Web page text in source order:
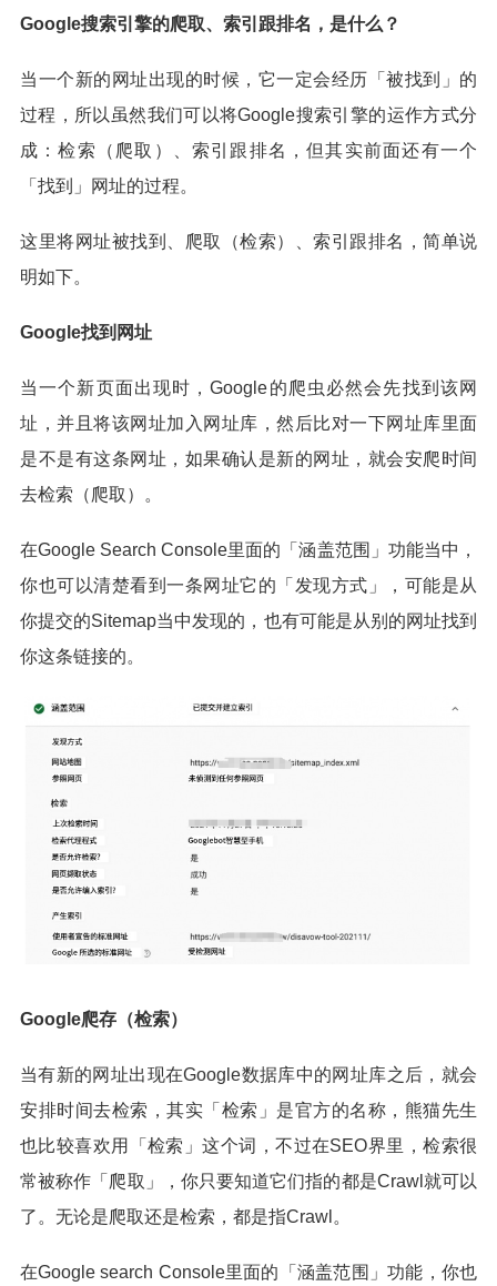
Google搜索引擎的爬取、索引跟排名，是什么？
当一个新的网址出现的时候，它一定会经历「被找到」的
过程，所以虽然我们可以将Google搜索引擎的运作方式分
成：检索（爬取）、索引跟排名，但其实前面还有一个
「找到」网址的过程。
这里将网址被找到、爬取（检索）、索引跟排名，简单说
明如下。
Google找到网址
当一个新页面出现时，Google的爬虫必然会先找到该网
址，并且将该网址加入网址库，然后比对一下网址库里面
是不是有这条网址，如果确认是新的网址，就会安爬时间
去检索（爬取）。
在Google Search Console里面的「涵盖范围」功能当中，
你也可以清楚看到一条网址它的「发现方式」，可能是从
你提交的Sitemap当中发现的，也有可能是从别的网址找到
你这条链接的。
Google爬存（检索）
当有新的网址出现在Google数据库中的网址库之后，就会
安排时间去检索，其实「检索」是官方的名称，熊猫先生
也比较喜欢用「检索」这个词，不过在SEO界里，检索很
常被称作「爬取」，你只要知道它们指的都是Crawl就可以
了。无论是爬取还是检索，都是指Crawl。
在Google search Console里面的「涵盖范围」功能，你也